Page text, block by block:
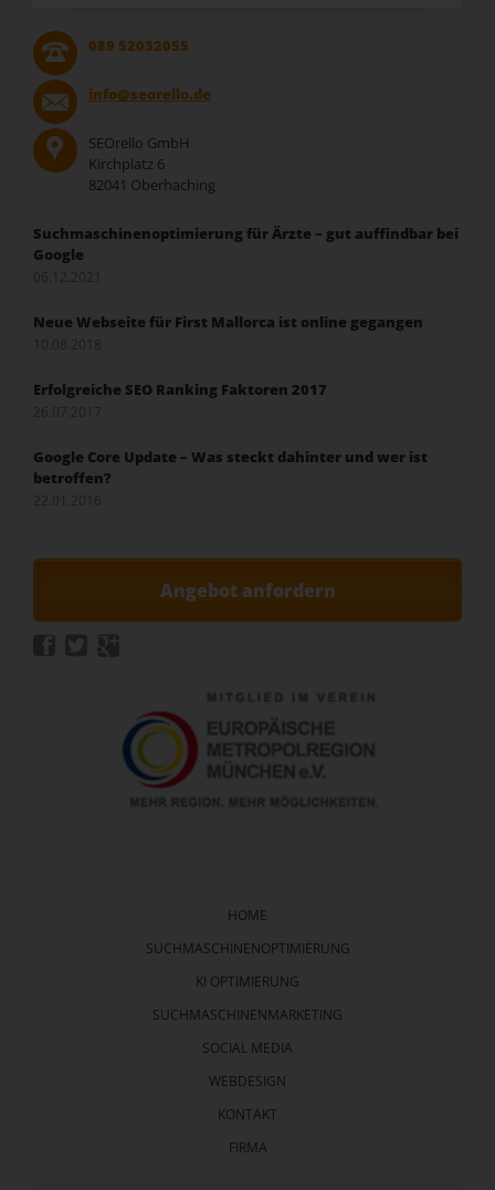
089 52032055
info@seorello.de
SEOrello GmbH
Kirchplatz 6
82041 Oberhaching
Suchmaschinenoptimierung für Ärzte – gut auffindbar bei
Google
Neue Webseite für First Mallorca ist online gegangen
Erfolgreiche SEO Ranking Faktoren 2017
Google Core Update – Was steckt dahinter und wer ist
betroffen?
Angebot anfordern
HOME
SUCHMASCHINENOPTIMIERUNG
KI OPTIMIERUNG
SUCHMASCHINENMARKETING
SOCIAL MEDIA
WEBDESIGN
KONTAKT
FIRMA